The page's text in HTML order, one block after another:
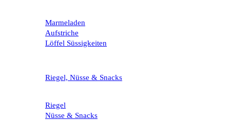
Marmeladen
Aufstriche
Löffel Süssigkeiten
Riegel, Nüsse & Snacks
Riegel
Nüsse & Snacks